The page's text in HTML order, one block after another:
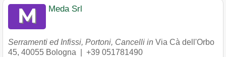
Meda Srl
Serramenti ed Infissi, Portoni, Cancelli in Via Cà dell'Orbo
45, 40055 Bologna +39 051781490